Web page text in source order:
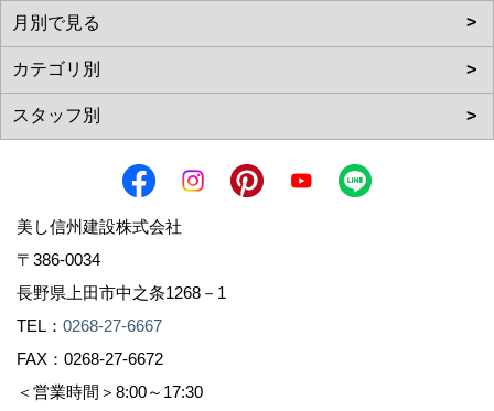
美し信州建設株式会社
〒386-0034
長野県上田市中之条1268－1
TEL： 0268-27-6667
FAX：0268-27-6672
＜営業時間＞8:00～17:30